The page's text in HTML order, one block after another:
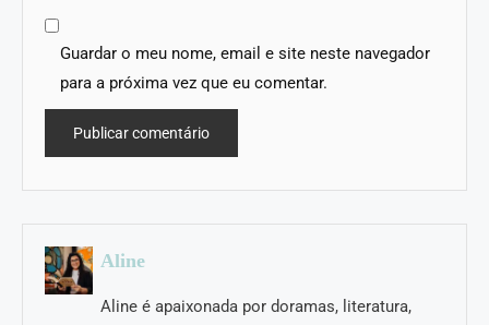
Guardar o meu nome, email e site neste navegador
para a próxima vez que eu comentar.
Aline
Aline é apaixonada por doramas, literatura,